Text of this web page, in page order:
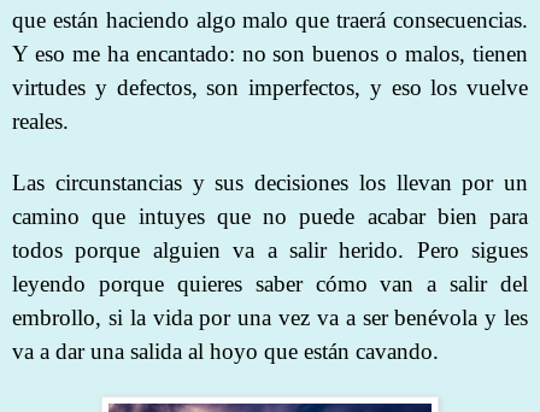
que están haciendo algo malo que traerá consecuencias.
Y eso me ha encantado: no son buenos o malos, tienen
virtudes y defectos, son imperfectos, y eso los vuelve
reales.
Las circunstancias y sus decisiones los llevan por un
camino que intuyes que no puede acabar bien para
todos porque alguien va a salir herido. Pero sigues
leyendo porque quieres saber cómo van a salir del
embrollo, si la vida por una vez va a ser benévola y les
va a dar una salida al hoyo que están cavando.